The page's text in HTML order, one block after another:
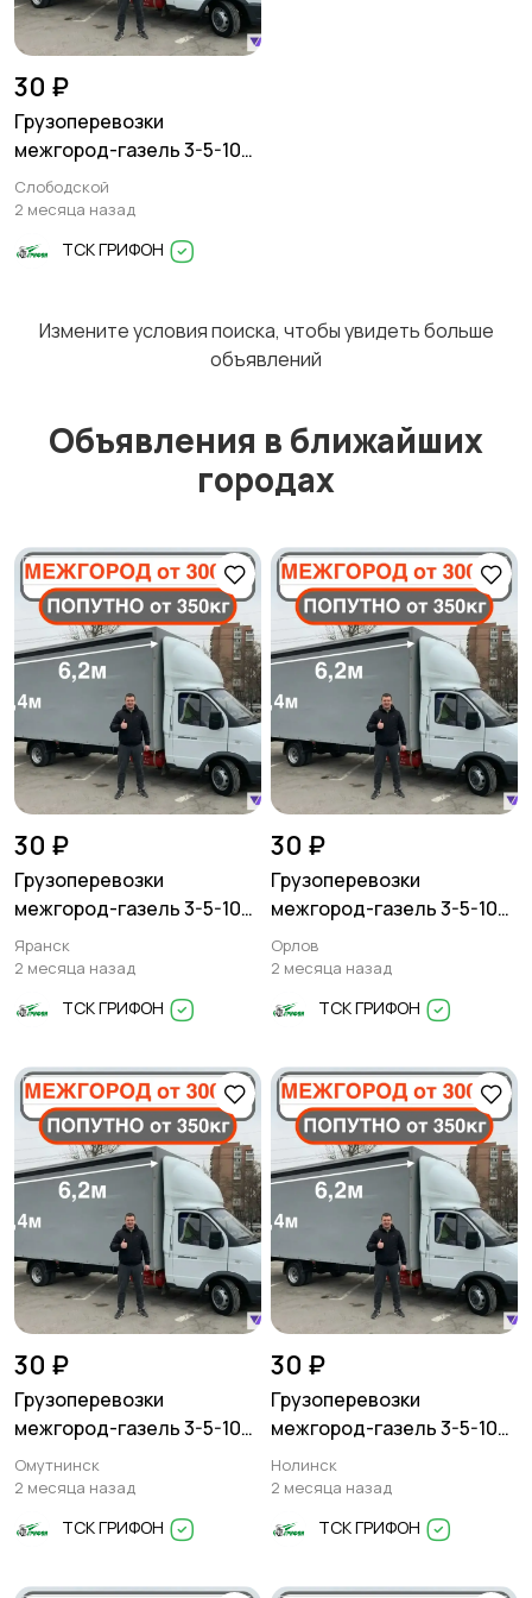
Уборка
Обучение Красота и здоровье
Деловые услуги
Писатели Сценаристы
Организация
праздников
Фото- и видеосъемка
Изготовление на
заказ
Продукты питания
Уход за животными Юридические услуги
Другое
30 ₽
Грузоперевозки
межгород-газель 3-5-10
тонн
Слободской
2 месяца назад
ТСК ГРИФОН
Измените условия поиска, чтобы увидеть больше
объявлений
Объявления в ближайших
городах
30 ₽
Грузоперевозки
межгород-газель 3-5-10
тонн
Яранск
2 месяца назад
ТСК ГРИФОН
30 ₽
Грузоперевозки
межгород-газель 3-5-10
тонн
Орлов
2 месяца назад
ТСК ГРИФОН
30 ₽
Грузоперевозки
межгород-газель 3-5-10
тонн
Омутнинск
2 месяца назад
ТСК ГРИФОН
30 ₽
Грузоперевозки
межгород-газель 3-5-10
тонн
Нолинск
2 месяца назад
ТСК ГРИФОН